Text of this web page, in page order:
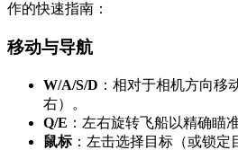
作的快速指南：
移动与导航
W/A/S/D ：相对于相机方向移
右）。
Q/E ：左右旋转飞船以精确瞄准
鼠标：左击选择目标（或锁定